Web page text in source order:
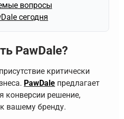
вопросы
сегодня
PawDale?
критически
PawDale предлагает
конверсии решение,
вашему бренду.